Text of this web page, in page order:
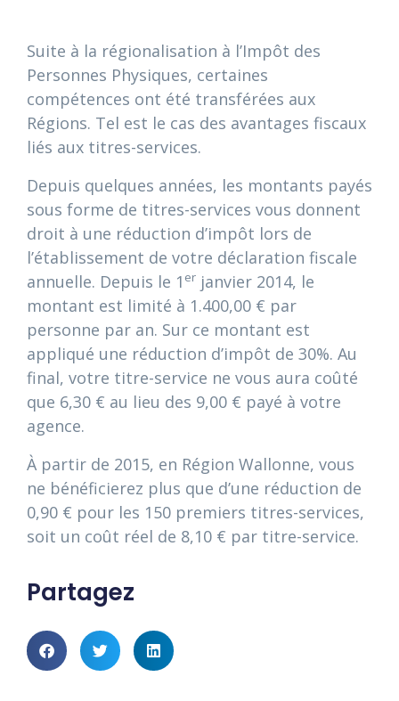
Suite à la régionalisation à l’Impôt des
Personnes Physiques, certaines
compétences ont été transférées aux
Régions. Tel est le cas des avantages fiscaux
liés aux titres-services.
Depuis quelques années, les montants payés
sous forme de titres-services vous donnent
droit à une réduction d’impôt lors de
l’établissement de votre déclaration fiscale
annuelle. Depuis le 1 er janvier 2014, le
montant est limité à 1.400,00 € par
personne par an. Sur ce montant est
appliqué une réduction d’impôt de 30%. Au
final, votre titre-service ne vous aura coûté
que 6,30 € au lieu des 9,00 € payé à votre
agence.
À partir de 2015, en Région Wallonne, vous
ne bénéficierez plus que d’une réduction de
0,90 € pour les 150 premiers titres-services,
soit un coût réel de 8,10 € par titre-service.
Partagez